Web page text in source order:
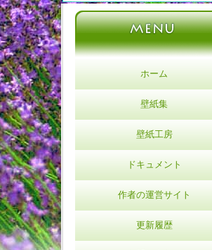
ホーム
壁紙集
壁紙工房
ドキュメント
作者の運営サイト
更新履歴